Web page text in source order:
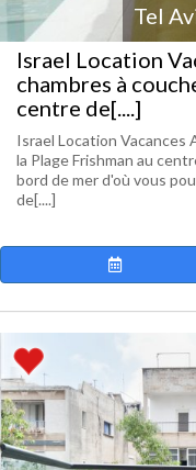
Tel
Israel Location
chambres à
centre de[....]
Israel Location Vacances
la Plage Frishman au
bord de mer d'où vous
de[....]